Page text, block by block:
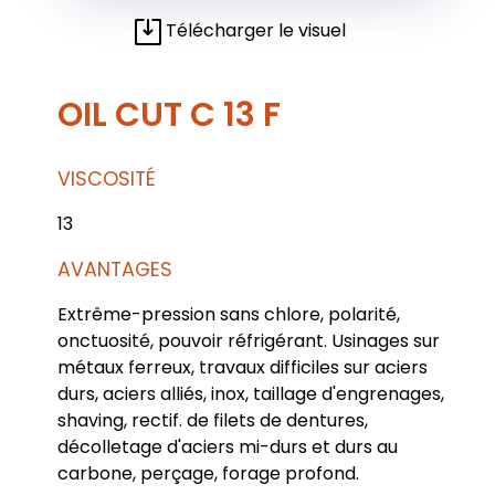
Télécharger le visuel
OIL CUT C 13 F
VISCOSITÉ
13
AVANTAGES
Extrême-pression sans chlore, polarité,
onctuosité, pouvoir réfrigérant. Usinages sur
métaux ferreux, travaux difficiles sur aciers
durs, aciers alliés, inox, taillage d'engrenages,
shaving, rectif. de filets de dentures,
décolletage d'aciers mi-durs et durs au
carbone, perçage, forage profond.